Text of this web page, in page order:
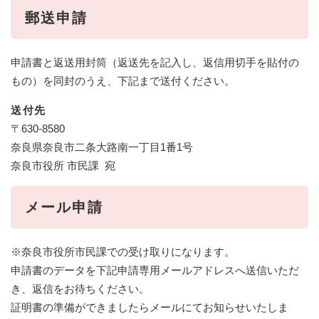
郵送申請
申請書と返送用封筒（返送先を記入し、返信用切手を貼付の
もの）を同封のうえ、下記まで送付ください。
送付先
〒630-8580
奈良県奈良市二条大路南一丁目1番1号
奈良市役所 市民課 宛
メール申請
※奈良市役所市民課での受け取りになります。
申請書のデータを下記申請専用メールアドレスへ送信いただ
き、返信をお待ちください。
証明書の準備ができましたらメールにてお知らせいたしま